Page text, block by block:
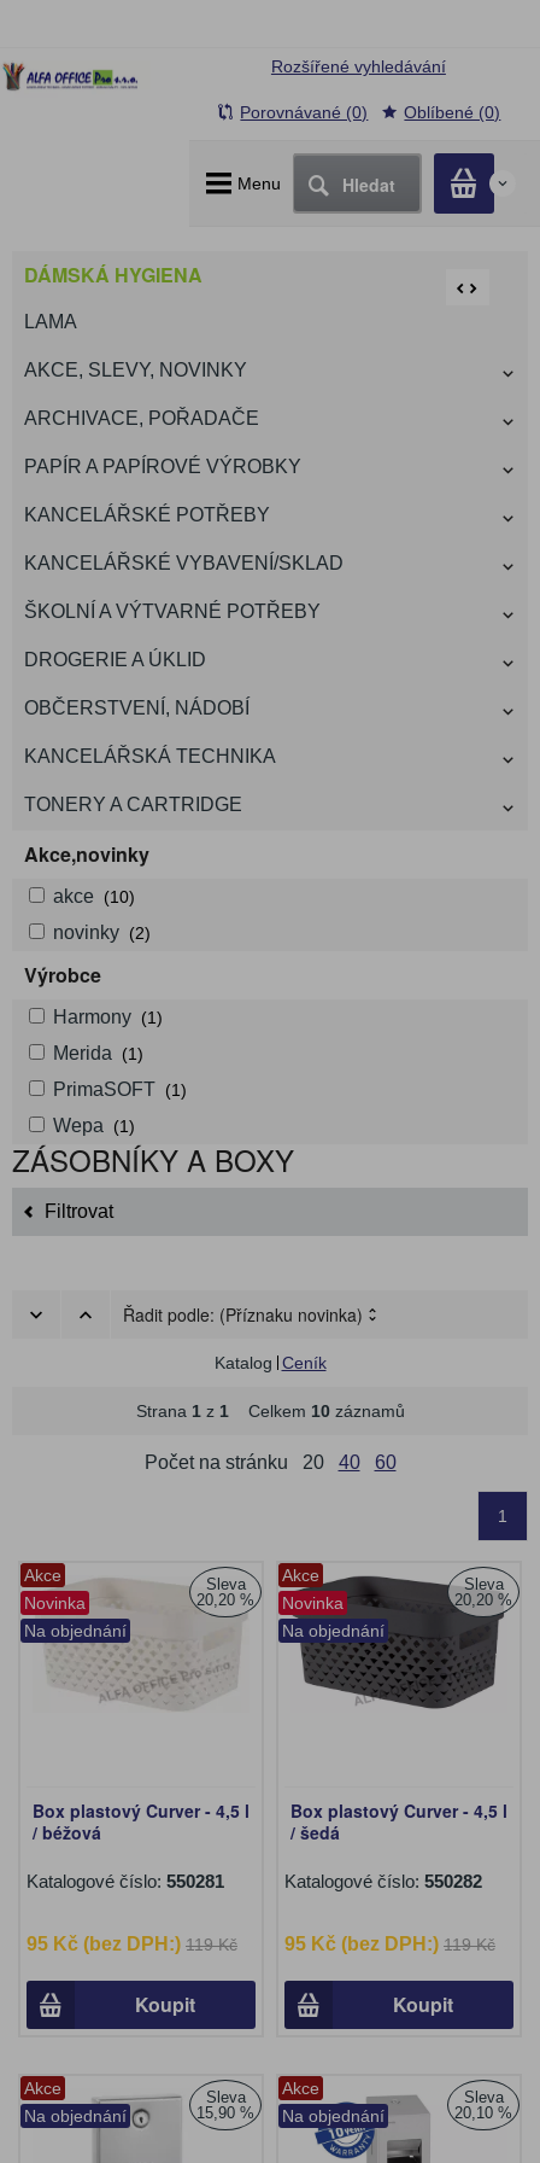
Menu Hledat 0
Rozšířené vyhledávání
Porovnávané (0) Oblíbené (0)
DÁMSKÁ HYGIENA
LAMA
AKCE, SLEVY, NOVINKY
ARCHIVACE, POŘADAČE
PAPÍR A PAPÍROVÉ VÝROBKY
KANCELÁŘSKÉ POTŘEBY
KANCELÁŘSKÉ VYBAVENÍ/SKLAD
ŠKOLNÍ A VÝTVARNÉ POTŘEBY
DROGERIE A ÚKLID
OBČERSTVENÍ, NÁDOBÍ
KANCELÁŘSKÁ TECHNIKA
TONERY A CARTRIDGE
Akce,novinky
akce (10)
novinky (2)
Výrobce
Harmony (1)
Merida (1)
PrimaSOFT (1)
Wepa (1)
ZÁSOBNÍKY A BOXY
Filtrovat
Řadit podle: (Příznaku novinka)
Katalog Ceník
Strana 1z 1Celkem 10záznamů
Počet na stránku 20 40 60
1
Akce
Novinka
Na objednání
Sleva
20,20 %
Box plastový Curver - 4,5 l
/ béžová
Katalogové číslo: 550281
95 Kč (bez DPH:) 119 Kč
Koupit
Akce
Novinka
Na objednání
Sleva
20,20 %
Box plastový Curver - 4,5 l
/ šedá
Katalogové číslo: 550282
95 Kč (bez DPH:) 119 Kč
Koupit
Akce
Na objednání
Sleva
15,90 %
Akce
Na objednání
Sleva
20,10 %